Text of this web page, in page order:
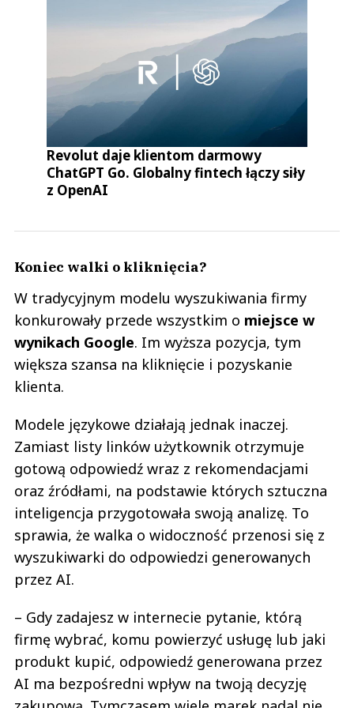
Revolut daje klientom darmowy
ChatGPT Go. Globalny fintech łączy siły
z OpenAI
Koniec walki o kliknięcia?
W tradycyjnym modelu wyszukiwania firmy
konkurowały przede wszystkim o miejsce w
wynikach Google. Im wyższa pozycja, tym
większa szansa na kliknięcie i pozyskanie
klienta.
Modele językowe działają jednak inaczej.
Zamiast listy linków użytkownik otrzymuje
gotową odpowiedź wraz z rekomendacjami
oraz źródłami, na podstawie których sztuczna
inteligencja przygotowała swoją analizę. To
sprawia, że walka o widoczność przenosi się z
wyszukiwarki do odpowiedzi generowanych
przez AI.
– Gdy zadajesz w internecie pytanie, którą
firmę wybrać, komu powierzyć usługę lub jaki
produkt kupić, odpowiedź generowana przez
AI ma bezpośredni wpływ na twoją decyzję